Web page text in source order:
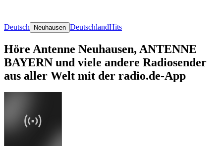
Deutsch Neuhausen DeutschlandHits
Höre Antenne Neuhausen, ANTENNE
BAYERN und viele andere Radiosender
aus aller Welt mit der radio.de-App